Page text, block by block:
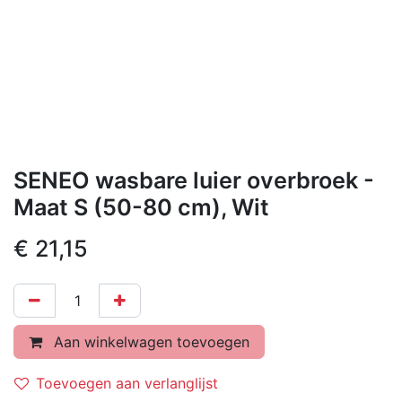
SENEO wasbare luier overbroek -
Maat S (50-80 cm), Wit
€ 21,15
Aan winkelwagen toevoegen
Toevoegen aan verlanglijst